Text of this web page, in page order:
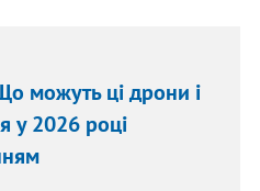
можуть ці дрони і
у 2026 році